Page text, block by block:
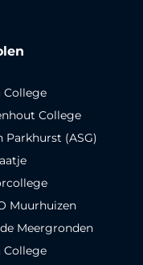
College
College
Parkhurst (ASG)
Muurhuizen
Meergronden
College